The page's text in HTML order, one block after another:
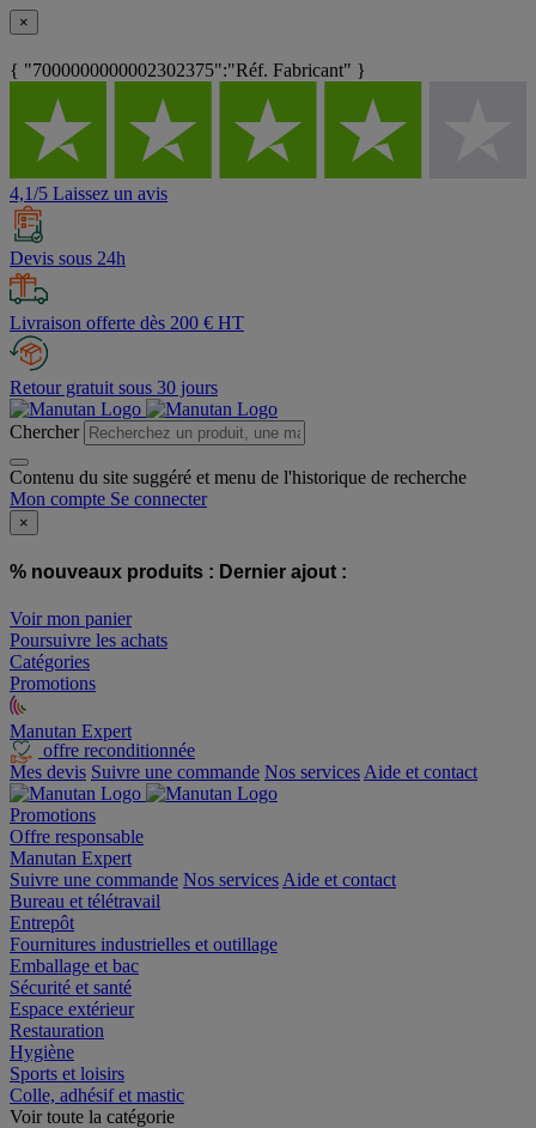
×
{ "7000000000002302375":"Réf. Fabricant" }
4,1/5 Laissez un avis
Devis sous 24h
Livraison offerte dès 200 € HT
Retour gratuit sous 30 jours
Chercher
Contenu du site suggéré et menu de l'historique de recherche
Mon compte Se connecter
×
% nouveaux produits : Dernier ajout :
Voir mon panier
Poursuivre les achats
Catégories
Promotions
Manutan Expert
offre reconditionnée
Mes devis Suivre une commande Nos services Aide et contact
Promotions
Offre responsable
Manutan Expert
Suivre une commande Nos services Aide et contact
Bureau et télétravail
Entrepôt
Fournitures industrielles et outillage
Emballage et bac
Sécurité et santé
Espace extérieur
Restauration
Hygiène
Sports et loisirs
Colle, adhésif et mastic
Voir toute la catégorie